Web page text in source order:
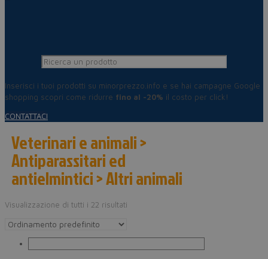
Inserisci i tuoi prodotti su minorprezzo.info e se hai campagne Google
shopping scopri come ridurre fino al -20% il costo per click!
CONTATTACI
Veterinari e animali >
Antiparassitari ed
antielmintici > Altri animali
Visualizzazione di tutti i 22 risultati